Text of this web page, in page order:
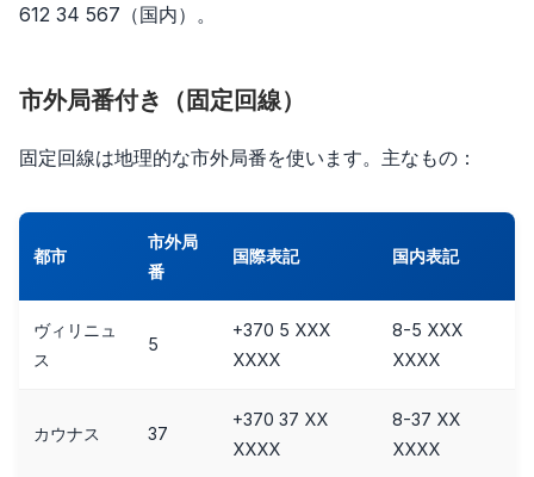
612 34 567（国内）。
市外局番付き（固定回線）
固定回線は地理的な市外局番を使います。主なもの：
都市
市外局
番
国際表記 国内表記
ヴィリニュ
ス
5
+370 5 XXX
XXXX
8-5 XXX
XXXX
カウナス 37
+370 37 XX
XXXX
8-37 XX
XXXX